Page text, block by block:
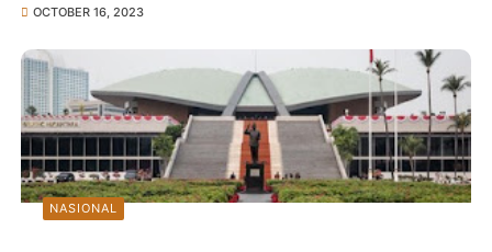
OCTOBER 16, 2023
NASIONAL